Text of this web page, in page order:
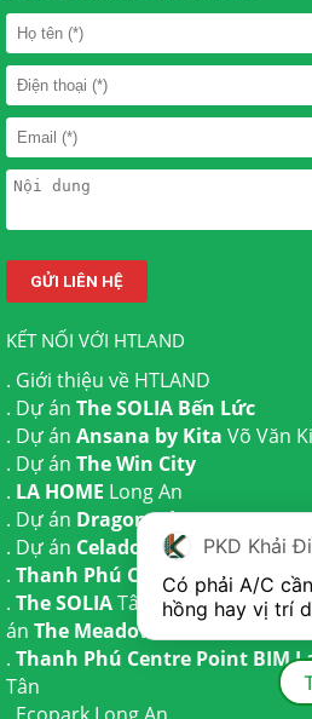
KẾT NỐI VỚI HTLAND
. Giới thiệu về HTLAND
. Dự án The SOLIA Bến Lức
. Dự án Ansana by Kita Võ Văn
. Dự án The Win City
. LA HOME Long An
. Dự án Dragon Eden Long An
. Dự án Celadon City
Tân Phú
. Thanh Phú Centre PointBến
. The SOLIATây Ninh | Dự án
án The Meadow
. Thanh Phú Centre Point BIM
Tân
PKD Khải
Có phải A/C
hồng hay vị trí